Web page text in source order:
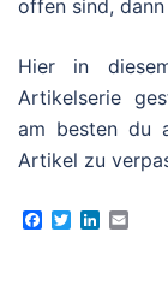
offen sind,
Hier in
Artikelserie
am besten du
Artikel zu
Facebook
TwitterLinkedIn